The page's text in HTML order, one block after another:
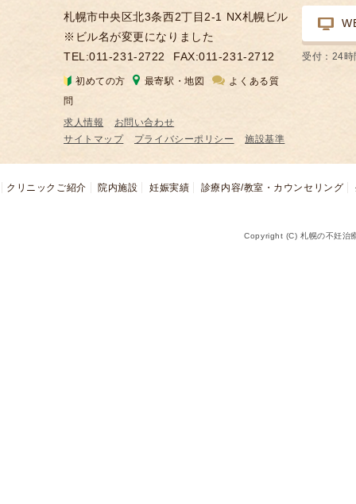
札幌市中央区北3条西2丁目2-1 NX札幌ビル
※ビル名が変更になりました
TEL:011-231-2722
FAX:011-231-2712
初めての方 最寄駅・地図
よくある質
問
求人情報
お問い合わせ
サイトマップ
プライバシーポリシー 施設基準
受付：24時
クリニックご紹介 院内施設 妊娠実績 診療内容/教室・カウンセリング
Copyright (C) 札幌の不妊治